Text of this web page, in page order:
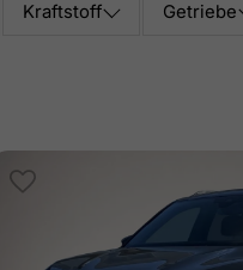
Kraftstoff Getriebe